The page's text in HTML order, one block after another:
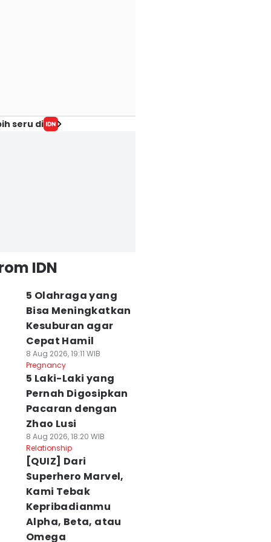
seru di
IDN
5 Olahraga yang
Bisa Meningkatkan
Kesuburan agar
Cepat Hamil
8 Aug 2026, 19:11 WIB
Pregnancy
5 Laki-Laki yang
Pernah Digosipkan
Pacaran dengan
Zhao Lusi
8 Aug 2026, 18:20 WIB
Relationship
[QUIZ] Dari
Superhero Marvel,
Kami Tebak
Kepribadianmu
Alpha, Beta, atau
Omega